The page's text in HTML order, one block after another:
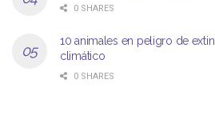
0 SHARES
10 animales en peligro de
climático
0 SHARES